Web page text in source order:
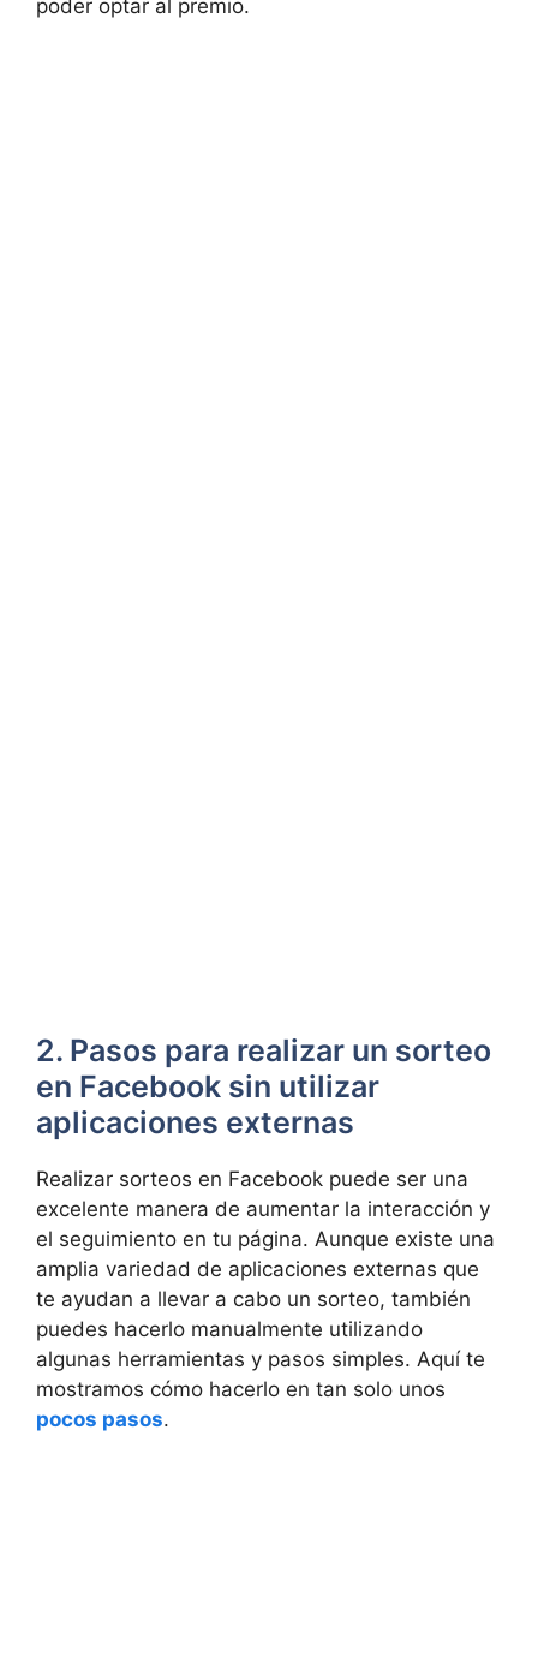
poder optar al premio.
2. Pasos para realizar un sorteo
en Facebook sin utilizar
aplicaciones externas
Realizar sorteos en Facebook puede ser una
excelente manera de aumentar la interacción y
el seguimiento en tu página. Aunque existe una
amplia variedad de aplicaciones externas que
te ayudan a llevar a cabo un sorteo, también
puedes hacerlo manualmente utilizando
algunas herramientas y pasos simples. Aquí te
mostramos cómo hacerlo en tan solo unos
pocos pasos.